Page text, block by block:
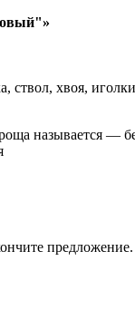
ствол, хвоя,
называется —
пред­ложение.